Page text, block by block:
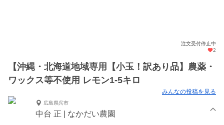
注文受付停止中
2
【沖縄・北海道地域専用【小玉！訳あり品】農薬・
ワックス等不使用 レモン1-5キロ
みんなの投稿を見る
広島県呉市
中台 正 | なかだい農園